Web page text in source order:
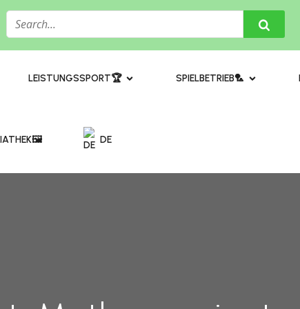
​LEISTUNGSSPORT🏆 SPIELBETRIEB🏸
DE